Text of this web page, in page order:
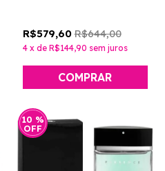
R$579,60 R$644,00
4 x de R$144,90 sem juros
10 %
OFF